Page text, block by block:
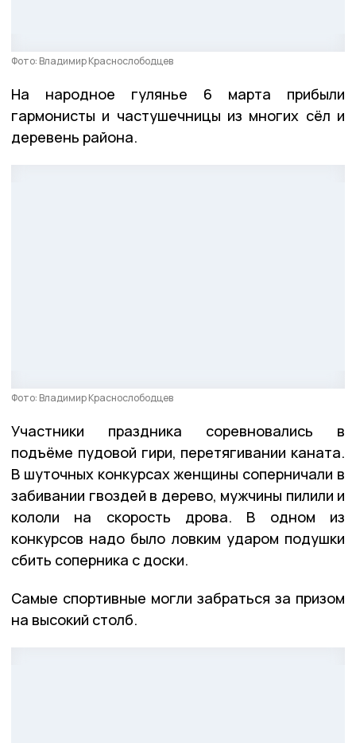
Фото: Владимир Краснослободцев
На народное гулянье 6 марта прибыли
гармонисты и частушечницы из многих сёл и
деревень района.
Фото: Владимир Краснослободцев
Участники праздника соревновались в
подъёме пудовой гири, перетягивании каната.
В шуточных конкурсах женщины соперничали в
забивании гвоздей в дерево, мужчины пилили и
кололи на скорость дрова. В одном из
конкурсов надо было ловким ударом подушки
сбить соперника с доски.
Самые спортивные могли забраться за призом
на высокий столб.